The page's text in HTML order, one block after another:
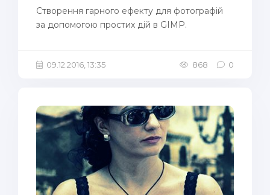
Створення гарного ефекту для фотографій
за допомогою простих дій в GIMP.
09.12.2016, 13:35 868 0